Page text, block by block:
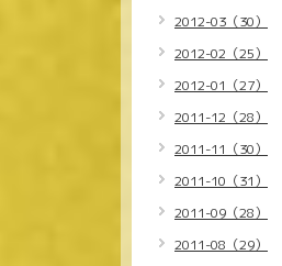
2012-03（30）
2012-02（25）
2012-01（27）
2011-12（28）
2011-11（30）
2011-10（31）
2011-09（28）
2011-08（29）